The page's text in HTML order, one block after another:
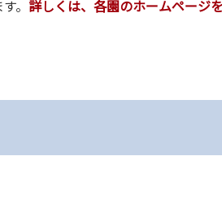
。 詳しくは、各園のホームページ